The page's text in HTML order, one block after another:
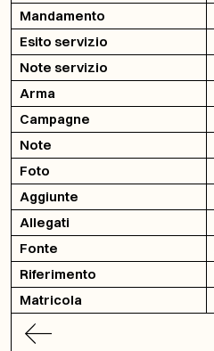
Mandamento
Esito servizio
Note servizio
Arma
Campagne
Note
Foto
Aggiunte
Allegati
Fonte
Riferimento
Matricola